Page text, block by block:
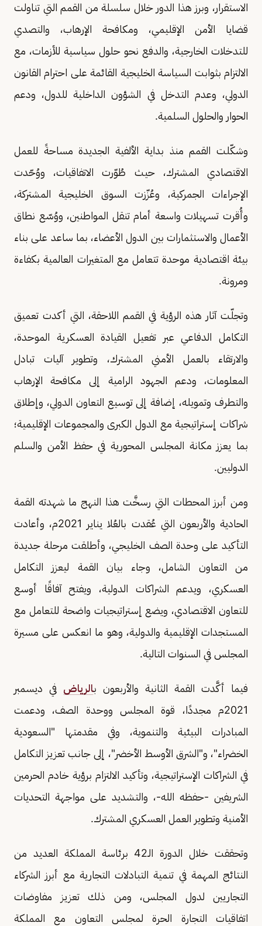
الاستقرار، وبرز هذا الدور خلال سلسلة من القمم التي تناولت
قضايا الأمن الإقليمي، ومكافحة الإرهاب، والتصدي
للتدخلات الخارجية، والدفع نحو حلول سياسية للأزمات، مع
الالتزام بثوابت السياسة الخليجية القائمة على احترام القانون
الدولي، وعدم التدخل في الشؤون الداخلية للدول، ودعم
الحوار والحلول السلمية.
وشكّلت القمم منذ بداية الألفية الجديدة مساحةً للعمل
الاقتصادي المشترك، حيث طُوّرت الاتفاقيات، ووُحّدت
الإجراءات الجمركية، وعُزّزت السوق الخليجية المشتركة،
وأُقرت تسهيلات واسعة أمام تنقل المواطنين، ووُسّع نطاق
الأعمال والاستثمارات بين الدول الأعضاء، بما ساعد على بناء
بيئة اقتصادية موحدة تتعامل مع المتغيرات العالمية بكفاءة
ومرونة.
وتجلّت آثار هذه الرؤية في القمم اللاحقة، التي أكدت تعميق
التكامل الدفاعي عبر تفعيل القيادة العسكرية الموحدة،
والارتقاء بالعمل الأمني المشترك، وتطوير آليات تبادل
المعلومات، ودعم الجهود الرامية إلى مكافحة الإرهاب
والتطرف وتمويله، إضافة إلى توسيع التعاون الدولي، وإطلاق
شراكات إستراتيجية مع الدول الكبرى والمجموعات الإقليمية؛
بما يعزز مكانة المجلس المحورية في حفظ الأمن والسلم
الدوليين.
ومن أبرز المحطات التي رسخَّت هذا النهج ما شهدته القمة
الحادية والأربعون التي عُقدت بالعُلا يناير 2021م، وأعادت
التأكيد على وحدة الصف الخليجي، وأطلقت مرحلة جديدة
من التعاون الشامل، وجاء بيان القمة ليعزز التكامل
العسكري، ويدعم الشراكات الدولية، ويفتح آفاقًا أوسع
للتعاون الاقتصادي، ويضع إستراتيجيات واضحة للتعامل مع
المستجدات الإقليمية والدولية، وهو ما انعكس على مسيرة
المجلس في السنوات التالية.
فيما أكَّدت القمة الثانية والأربعون بالرياض في ديسمبر
2021م مجددًا، قوة المجلس ووحدة الصف، ودعمت
المبادرات البيئية والتنموية، وفي مقدمتها "السعودية
الخضراء"، و"الشرق الأوسط الأخضر"، إلى جانب تعزيز التكامل
في الشراكات الإستراتيجية، وتأكيد الالتزام برؤية خادم الحرمين
الشريفين -حفظه الله-، والتشديد على مواجهة التحديات
الأمنية وتطوير العمل العسكري المشترك.
وتحققت خلال الدورة الـ42 برئاسة المملكة العديد من
النتائج المهمة في تنمية التبادلات التجارية مع أبرز الشركاء
التجاريين لدول المجلس، ومن ذلك تعزيز مفاوضات
اتفاقيات التجارة الحرة لمجلس التعاون مع المملكة